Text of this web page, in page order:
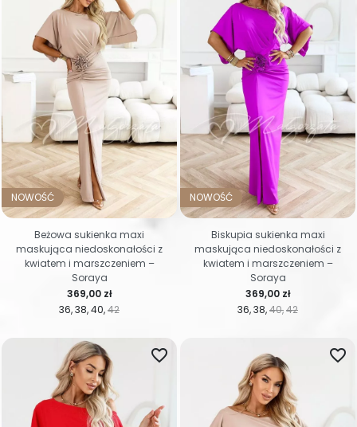
NOWOŚĆ
36 38 40 42
Cena
369,00 zł
Beżowa sukienka maxi
maskująca niedoskonałości z
kwiatem i marszczeniem –
Soraya
NOWOŚĆ
36 38 40 42
Cena
369,00 zł
Biskupia sukienka maxi
maskująca niedoskonałości z
kwiatem i marszczeniem –
Soraya
favorite_border favorite_border